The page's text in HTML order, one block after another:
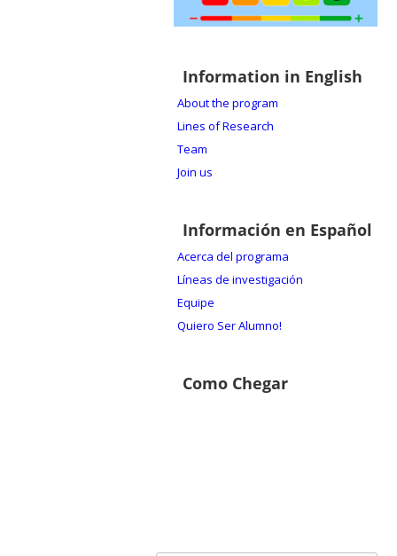
Information in English
About the program
Lines of Research
Team
Join us
Información en Español
Acerca del programa
Líneas de investigación
Equipe
Quiero Ser Alumno!
Como Chegar